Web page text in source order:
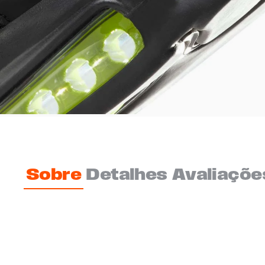
Sobre Detalhes